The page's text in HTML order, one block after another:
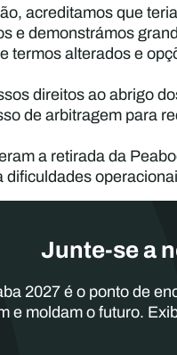
acreditamos que
e demonstrámos
termos alterados e
direitos ao abrigo
de arbitragem para
a retirada da
Junte-se a
2027 é o ponto de
e moldam o futuro.